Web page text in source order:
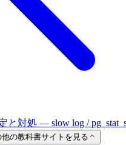
と対処 — slow log /
他の教科書サイトを見る